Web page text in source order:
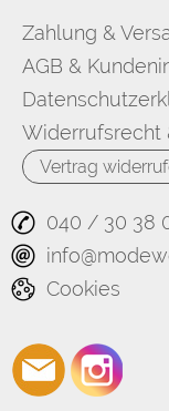
Zahlung &
AGB &
Widerrufsrecht
Vertrag
040 / 30 38
Cookies